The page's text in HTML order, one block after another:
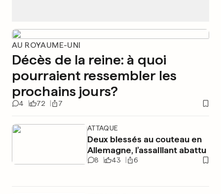
AU ROYAUME-UNI
Décès de la reine: à quoi
pourraient ressembler les
prochains jours?
4 72 7
ATTAQUE
Deux blessés au couteau en
Allemagne, l’assaillant abattu
8 43 6